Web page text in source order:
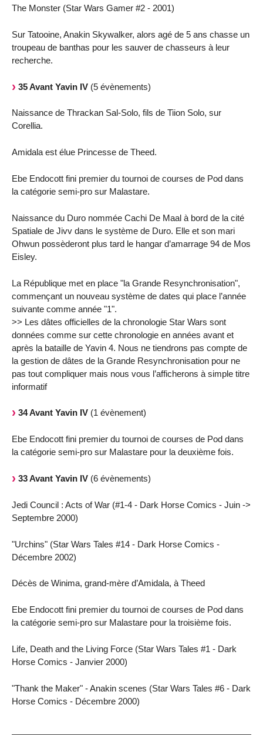
The Monster (Star Wars Gamer #2 - 2001)
Sur Tatooine, Anakin Skywalker, alors agé de 5 ans chasse un
troupeau de banthas pour les sauver de chasseurs à leur
recherche.
35 Avant Yavin IV (5 évènements)
Naissance de Thrackan Sal-Solo, fils de Tiion Solo, sur
Corellia.
Amidala est élue Princesse de Theed.
Ebe Endocott fini premier du tournoi de courses de Pod dans
la catégorie semi-pro sur Malastare.
Naissance du Duro nommée Cachi De Maal à bord de la cité
Spatiale de Jivv dans le système de Duro. Elle et son mari
Ohwun possèderont plus tard le hangar d’amarrage 94 de Mos
Eisley.
La République met en place "la Grande Resynchronisation",
commençant un nouveau système de dates qui place l’année
suivante comme année "1".
>> Les dâtes officielles de la chronologie Star Wars sont
données comme sur cette chronologie en années avant et
après la bataille de Yavin 4. Nous ne tiendrons pas compte de
la gestion de dâtes de la Grande Resynchronisation pour ne
pas tout compliquer mais nous vous l’afficherons à simple titre
informatif
34 Avant Yavin IV (1 évènement)
Ebe Endocott fini premier du tournoi de courses de Pod dans
la catégorie semi-pro sur Malastare pour la deuxième fois.
33 Avant Yavin IV (6 évènements)
Jedi Council : Acts of War (#1-4 - Dark Horse Comics - Juin ->
Septembre 2000)
"Urchins" (Star Wars Tales #14 - Dark Horse Comics -
Décembre 2002)
Décès de Winima, grand-mère d’Amidala, à Theed
Ebe Endocott fini premier du tournoi de courses de Pod dans
la catégorie semi-pro sur Malastare pour la troisième fois.
Life, Death and the Living Force (Star Wars Tales #1 - Dark
Horse Comics - Janvier 2000)
"Thank the Maker" - Anakin scenes (Star Wars Tales #6 - Dark
Horse Comics - Décembre 2000)